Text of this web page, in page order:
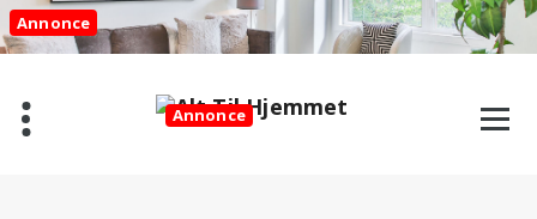
Videre
til
indhold
Annonce
Annonce